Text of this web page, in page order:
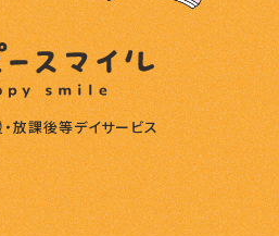
放課後等デイサービス